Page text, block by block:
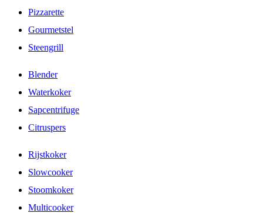
Pizzarette
Gourmetstel
Steengrill
Blender
Waterkoker
Sapcentrifuge
Citruspers
Rijstkoker
Slowcooker
Stoomkoker
Multicooker